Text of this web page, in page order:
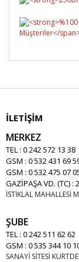
İLETİŞİM
MERKEZ
TEL : 0 242 572 13 38
GSM : 0 532 431 69
GSM : 0 532 475 07
GAZİPAŞA VD. (TC) :
İSTİKLAL MAHALLESİ
ŞUBE
TEL : 0 242 511 62 62
GSM : 0 535 344 10
SANAYİ SİTESİ